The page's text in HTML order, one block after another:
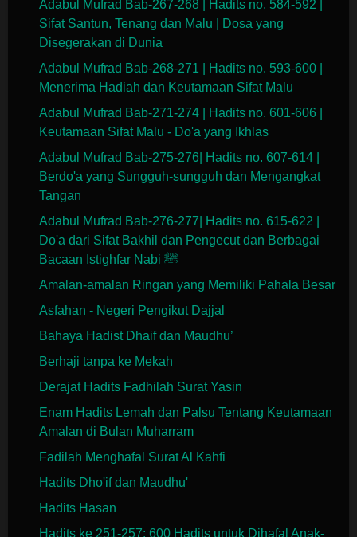
Adabul Mufrad Bab-267-268 | Hadits no. 584-592 |
Sifat Santun, Tenang dan Malu | Dosa yang
Disegerakan di Dunia
Adabul Mufrad Bab-268-271 | Hadits no. 593-600 |
Menerima Hadiah dan Keutamaan Sifat Malu
Adabul Mufrad Bab-271-274 | Hadits no. 601-606 |
Keutamaan Sifat Malu - Do'a yang Ikhlas
Adabul Mufrad Bab-275-276| Hadits no. 607-614 |
Berdo'a yang Sungguh-sungguh dan Mengangkat
Tangan
Adabul Mufrad Bab-276-277| Hadits no. 615-622 |
Do'a dari Sifat Bakhil dan Pengecut dan Berbagai
Bacaan Istighfar Nabi ﷺ
Amalan-amalan Ringan yang Memiliki Pahala Besar
Asfahan - Negeri Pengikut Dajjal
Bahaya Hadist Dhaif dan Maudhu’
Berhaji tanpa ke Mekah
Derajat Hadits Fadhilah Surat Yasin
Enam Hadits Lemah dan Palsu Tentang Keutamaan
Amalan di Bulan Muharram
Fadilah Menghafal Surat Al Kahfi
Hadits Dho'if dan Maudhu'
Hadits Hasan
Hadits ke 251-257: 600 Hadits untuk Dihafal Anak-